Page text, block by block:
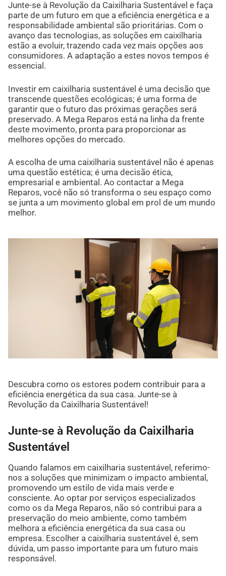
Junte-se à Revolução da Caixilharia Sustentável e faça
parte de um futuro em que a eficiência energética e a
responsabilidade ambiental são prioritárias. Com o
avanço das tecnologias, as soluções em caixilharia
estão a evoluir, trazendo cada vez mais opções aos
consumidores. A adaptação a estes novos tempos é
essencial.
Investir em caixilharia sustentável é uma decisão que
transcende questões ecológicas; é uma forma de
garantir que o futuro das próximas gerações será
preservado. A Mega Reparos está na linha da frente
deste movimento, pronta para proporcionar as
melhores opções do mercado.
A escolha de uma caixilharia sustentável não é apenas
uma questão estética; é uma decisão ética,
empresarial e ambiental. Ao contactar a Mega
Reparos, você não só transforma o seu espaço como
se junta a um movimento global em prol de um mundo
melhor.
Descubra como os estores podem contribuir para a
eficiência energética da sua casa. Junte-se à
Revolução da Caixilharia Sustentável!
Junte-se à Revolução da Caixilharia
Sustentável
Quando falamos em caixilharia sustentável, referimo-
nos a soluções que minimizam o impacto ambiental,
promovendo um estilo de vida mais verde e
consciente. Ao optar por serviços especializados
como os da Mega Reparos, não só contribui para a
preservação do meio ambiente, como também
melhora a eficiência energética da sua casa ou
empresa. Escolher a caixilharia sustentável é, sem
dúvida, um passo importante para um futuro mais
responsável.